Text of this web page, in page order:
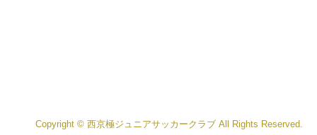
Copyright © 西京極ジュニアサッカークラブ All Rights Reserved.